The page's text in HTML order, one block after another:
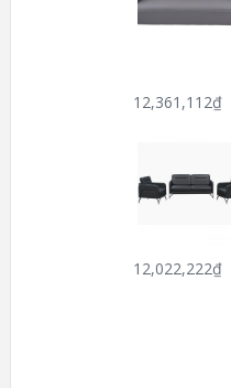
12,361,112₫
12,022,222₫